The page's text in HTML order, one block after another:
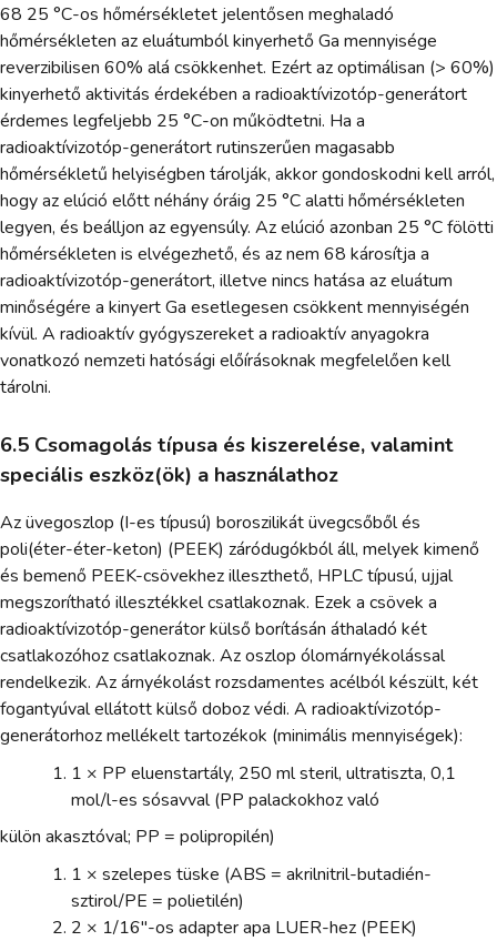
68 25 °C-os hőmérsékletet jelentősen meghaladó
hőmérsékleten az eluátumból kinyerhető Ga mennyisége
reverzibilisen 60% alá csökkenhet. Ezért az optimálisan (> 60%)
kinyerhető aktivitás érdekében a radioaktívizotóp-generátort
érdemes legfeljebb 25 °C-on működtetni. Ha a
radioaktívizotóp-generátort rutinszerűen magasabb
hőmérsékletű helyiségben tárolják, akkor gondoskodni kell arról,
hogy az elúció előtt néhány óráig 25 °C alatti hőmérsékleten
legyen, és beálljon az egyensúly. Az elúció azonban 25 °C fölötti
hőmérsékleten is elvégezhető, és az nem 68 károsítja a
radioaktívizotóp-generátort, illetve nincs hatása az eluátum
minőségére a kinyert Ga esetlegesen csökkent mennyiségén
kívül. A radioaktív gyógyszereket a radioaktív anyagokra
vonatkozó nemzeti hatósági előírásoknak megfelelően kell
tárolni.
6.5 Csomagolás típusa és kiszerelése, valamint
speciális eszköz(ök) a használathoz
Az üvegoszlop (I-es típusú) boroszilikát üvegcsőből és
poli(éter-éter-keton) (PEEK) záródugókból áll, melyek kimenő
és bemenő PEEK-csövekhez illeszthető, HPLC típusú, ujjal
megszorítható illesztékkel csatlakoznak. Ezek a csövek a
radioaktívizotóp-generátor külső borításán áthaladó két
csatlakozóhoz csatlakoznak. Az oszlop ólomárnyékolással
rendelkezik. Az árnyékolást rozsdamentes acélból készült, két
fogantyúval ellátott külső doboz védi. A radioaktívizotóp-
generátorhoz mellékelt tartozékok (minimális mennyiségek):
1 × PP eluenstartály, 250 ml steril, ultratiszta, 0,1
mol/l-es sósavval (PP palackokhoz való
külön akasztóval; PP = polipropilén)
1 × szelepes tüske (ABS = akrilnitril-butadién-
sztirol/PE = polietilén)
2 × 1/16"-os adapter apa LUER-hez (PEEK)